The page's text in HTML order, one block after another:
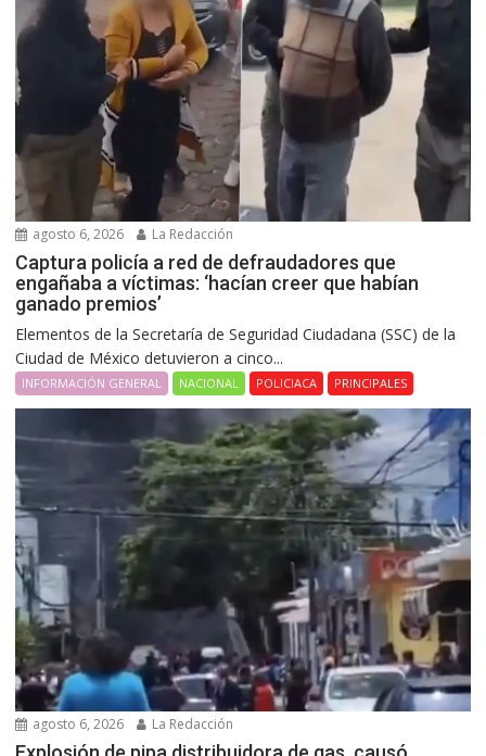
agosto 6, 2026 La Redacción
Captura policía a red de defraudadores que
engañaba a víctimas: ‘hacían creer que habían
ganado premios’
Elementos de la Secretaría de Seguridad Ciudadana (SSC) de la
Ciudad de México detuvieron a cinco...
INFORMACIÓN GENERAL NACIONAL POLICIACA PRINCIPALES
agosto 6, 2026 La Redacción